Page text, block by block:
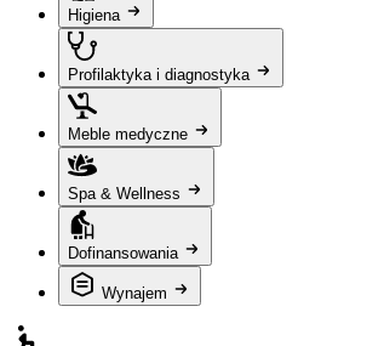
Higiena
Profilaktyka i diagnostyka
Meble medyczne
Spa & Wellness
Dofinansowania
Wynajem